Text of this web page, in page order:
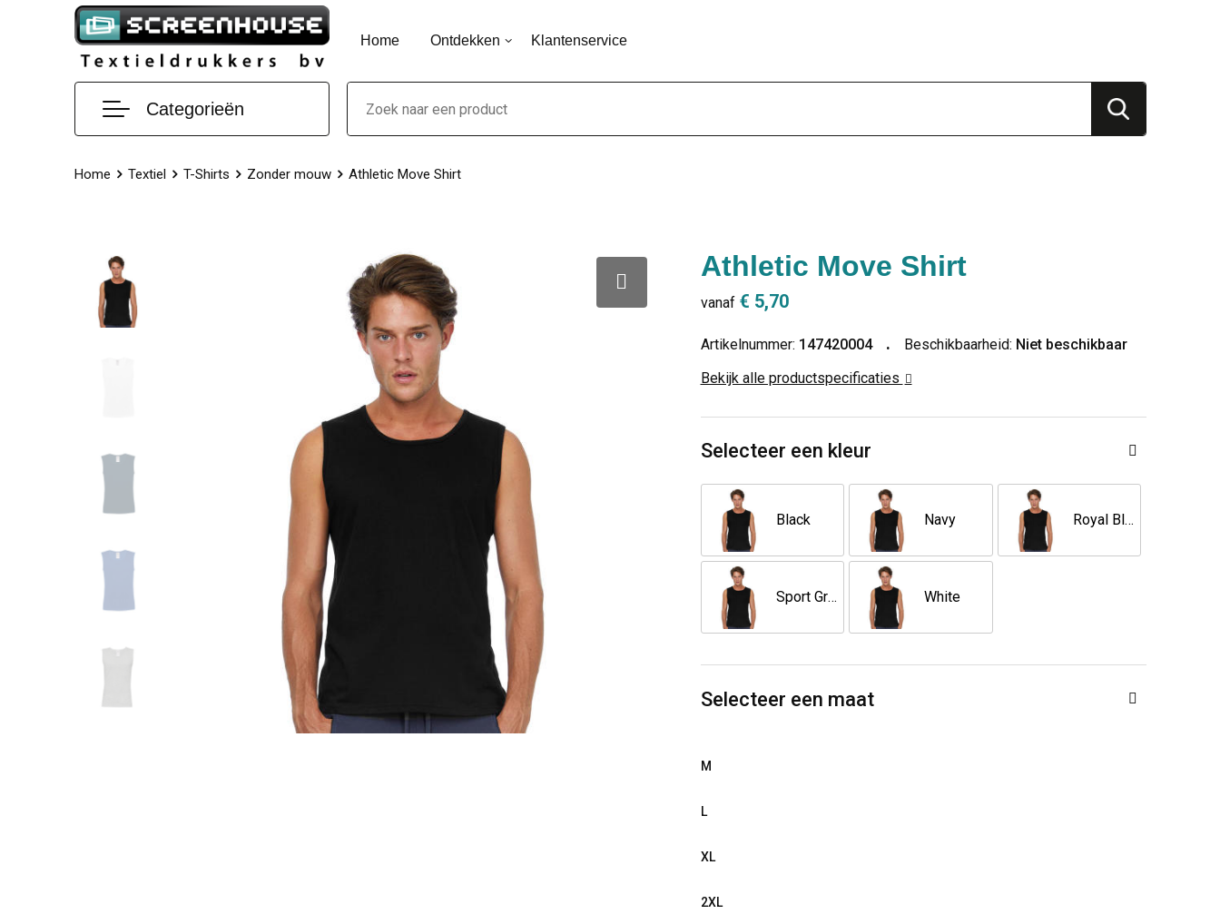
Home Ontdekken Klantenservice
Categorieën
Home Textiel T-Shirts Zonder mouw Athletic Move Shirt
Athletic Move Shirt
vanaf € 5,70
Artikelnummer: 147420004 Beschikbaarheid: Niet beschikbaar
Bekijk alle productspecificaties
Selecteer een kleur
Black Navy Royal Blue
Sport Grey White
Selecteer een maat
M
L
XL
2XL